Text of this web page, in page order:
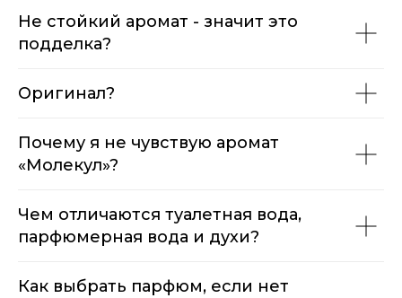
Не стойкий аромат - значит это
подделка?
Оригинал?
Почему я не чувствую аромат
«Молекул»?
Чем отличаются туалетная вода,
парфюмерная вода и духи?
Как выбрать парфюм, если нет